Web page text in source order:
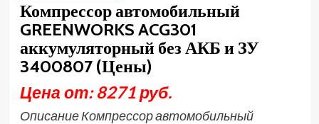
Компрессор автомобильный
GREENWORKS ACG301
аккумуляторный без АКБ и ЗУ
3400807 (Цены)
Цена от: 8271 руб.
Описание Компрессор автомобильный